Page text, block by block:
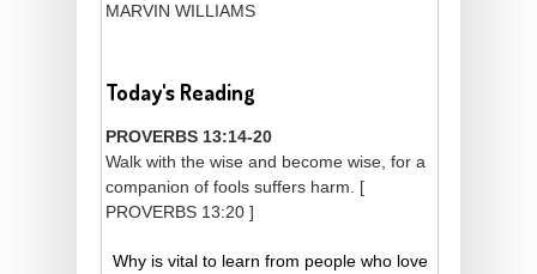
MARVIN WILLIAMS
Today's Reading
PROVERBS 13:14-20
Walk with the wise and become wise, for a
companion of fools suffers harm. [
PROVERBS 13:20 ]
Why is vital to learn from people who love